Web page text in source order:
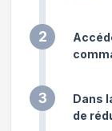
2
3
Dans
de